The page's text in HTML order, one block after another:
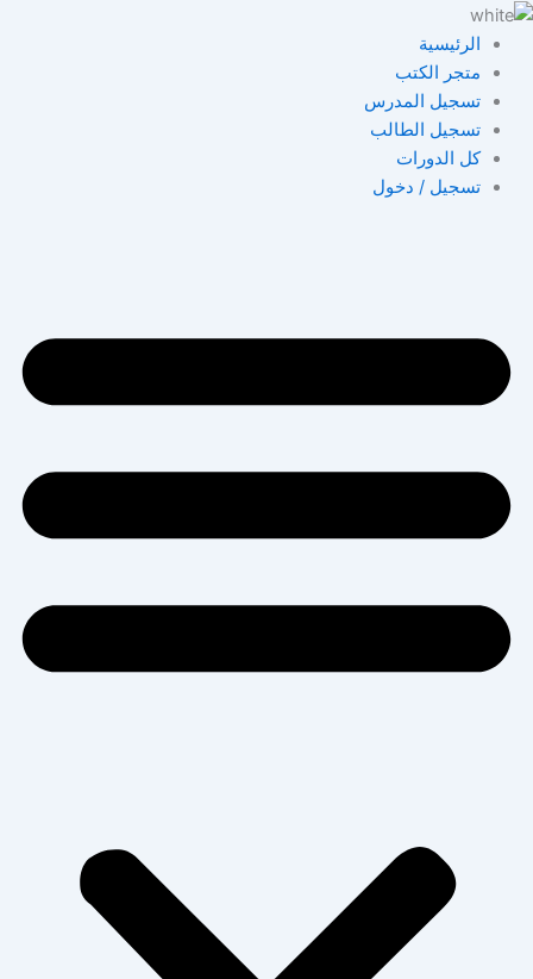
تخطي
المحتوى
الرئيسية
متجر الكتب
تسجيل المدرس
تسجيل الطالب
كل الدورات
تسجيل / دخول